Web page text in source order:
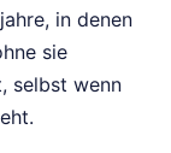
in denen
sie
selbst wenn